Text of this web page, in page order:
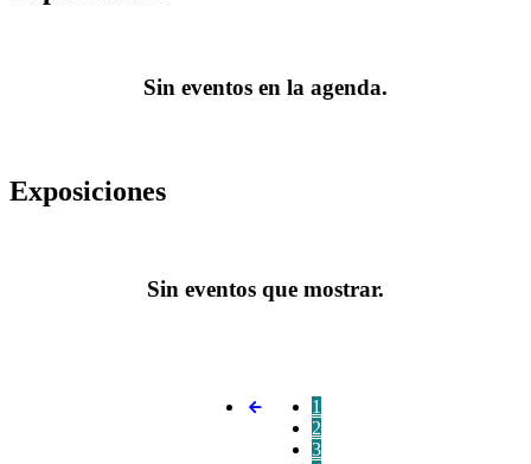
Sin eventos en la agenda.
Exposiciones
Sin eventos que mostrar.
1
2
3